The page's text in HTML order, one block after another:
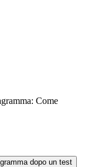
Come
dopo un test